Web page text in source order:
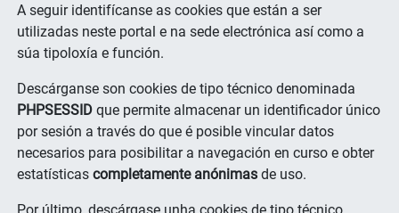
A seguir identifícanse as cookies que están a ser
utilizadas neste portal e na sede electrónica así como a
súa tipoloxía e función.
Descárganse son cookies de tipo técnico denominada
PHPSESSID que permite almacenar un identificador único
por sesión a través do que é posible vincular datos
necesarios para posibilitar a navegación en curso e obter
estatísticas completamente anónimas de uso.